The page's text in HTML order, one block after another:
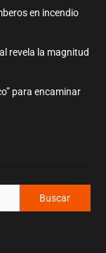
en incendio
revela la magnitud
para encaminar